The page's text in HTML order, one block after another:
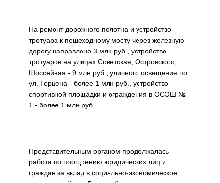
На ремонт дорожного полотна и устройство
тротуара к пешеходному мосту через железную
дорогу направлено 3 млн руб., устройство
тротуаров на улицах Советская, Островского,
Шоссейная - 9 млн руб.; уличного освещения по
ул. Герцена - более 1 млн руб., устройство
спортивной площадки и ограждения в ОСОШ №
1 - более 1 млн руб.
Представительным органом продолжалась
работа по поощрению юридических лиц и
граждан за вклад в социально-экономическое